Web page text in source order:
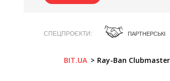
СПЕЦПРОЄКТИ ПАРТНЕРСЬКІ
BIT.UA Ray-Ban Clubmaster